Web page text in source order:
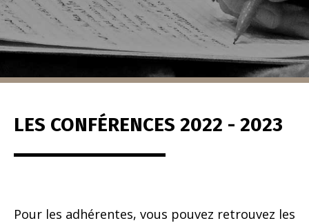
LES CONFÉRENCES 2022 - 2023
Pour les adhérentes, vous pouvez retrouvez les